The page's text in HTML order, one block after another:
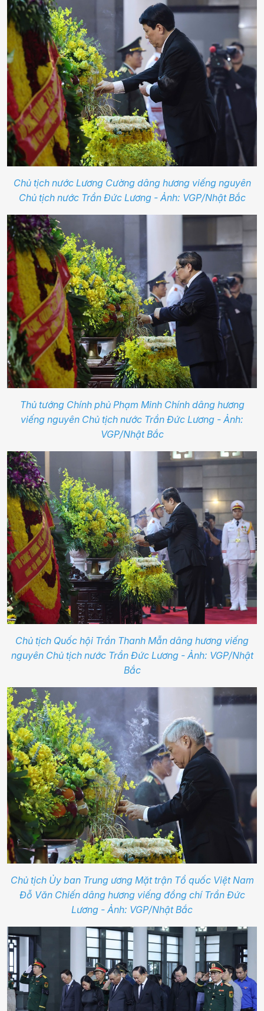
Chủ tịch nước Lương Cường dâng hương viếng nguyên
Chủ tịch nước Trần Đức Lương - Ảnh: VGP/Nhật Bắc
Thủ tướng Chính phủ Phạm Minh Chính dâng hương
viếng nguyên Chủ tịch nước Trần Đức Lương - Ảnh:
VGP/Nhật Bắc
Chủ tịch Quốc hội Trần Thanh Mẫn dâng hương viếng
nguyên Chủ tịch nước Trần Đức Lương - Ảnh: VGP/Nhật
Bắc
Chủ tịch Ủy ban Trung ương Mặt trận Tổ quốc Việt Nam
Đỗ Văn Chiến dâng hương viếng đồng chí Trần Đức
Lương - Ảnh: VGP/Nhật Bắc